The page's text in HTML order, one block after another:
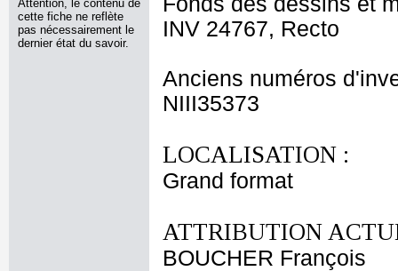
Attention, le contenu de
cette fiche ne reflète
pas nécessairement le
dernier état du savoir.
INV 24767, Recto
Anciens numéros
NIII35373
LOCALISATION :
Grand format
ATTRIBUTION
BOUCHER François